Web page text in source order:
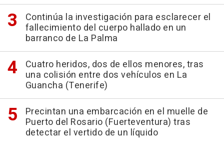
Continúa la investigación para esclarecer el
fallecimiento del cuerpo hallado en un
barranco de La Palma
Cuatro heridos, dos de ellos menores, tras
una colisión entre dos vehículos en La
Guancha (Tenerife)
Precintan una embarcación en el muelle de
Puerto del Rosario (Fuerteventura) tras
detectar el vertido de un líquido